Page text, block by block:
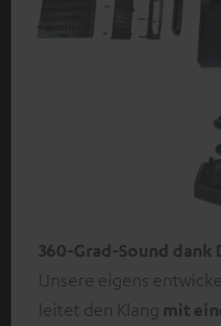
360-Grad-Sound
Unsere eigens
leitet den Klang mit